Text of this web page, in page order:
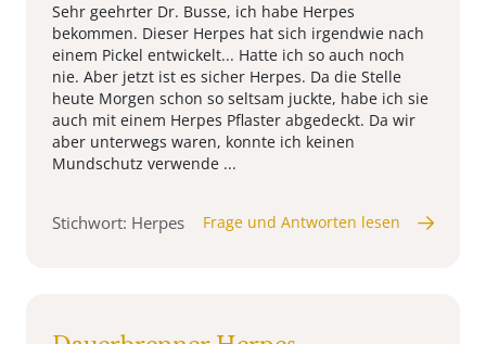
Sehr geehrter Dr. Busse, ich habe Herpes
bekommen. Dieser Herpes hat sich irgendwie nach
einem Pickel entwickelt... Hatte ich so auch noch
nie. Aber jetzt ist es sicher Herpes. Da die Stelle
heute Morgen schon so seltsam juckte, habe ich sie
auch mit einem Herpes Pflaster abgedeckt. Da wir
aber unterwegs waren, konnte ich keinen
Mundschutz verwende ...
Stichwort: Herpes Frage und Antworten lesen